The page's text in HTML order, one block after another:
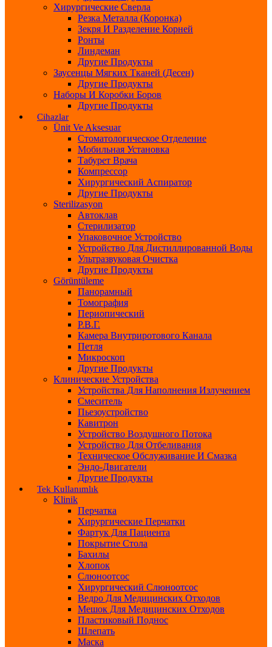
Хирургические Сверла
Резка Металла (Коронка)
Зекря И Разделение Корней
Ронты
Линдеман
Другие Продукты
Заусенцы Мягких Тканей (десен)
Другие Продукты
Наборы И Коробки Боров
Другие Продукты
Cihazlar
Ünit Ve Aksesuar
Стоматологическое Отделение
Мобильная Установка
Табурет Врача
Компрессор
Хирургический Аспиратор
Другие Продукты
Sterilizasyon
Автоклав
Стерилизатор
Упаковочное Устройство
Устройство Для Дистиллированной Воды
Ультразвуковая Очистка
Другие Продукты
Görüntüleme
Панорамный
Томография
Периопический
Р.В.Г.
Камера Внутриротового Канала
Петля
Микроскоп
Другие Продукты
Клинические Устройства
Устройства Для Наполнения Излучением
Смеситель
Пьезоустройство
Кавитрон
Устройство Воздушного Потока
Устройство Для Отбеливания
Техническое Обслуживание И Смазка
Эндо-Двигатели
Другие Продукты
Tek Kullanımlık
Klinik
Перчатка
Хирургические Перчатки
Фартук Для Пациента
Покрытие Стола
Бахилы
Хлопок
Слюноотсос
Хирургический Слюноотсос
Ведро Для Медицинских Отходов
Мешок Для Медицинских Отходов
Пластиковый Поднос
Шлепать
Маска